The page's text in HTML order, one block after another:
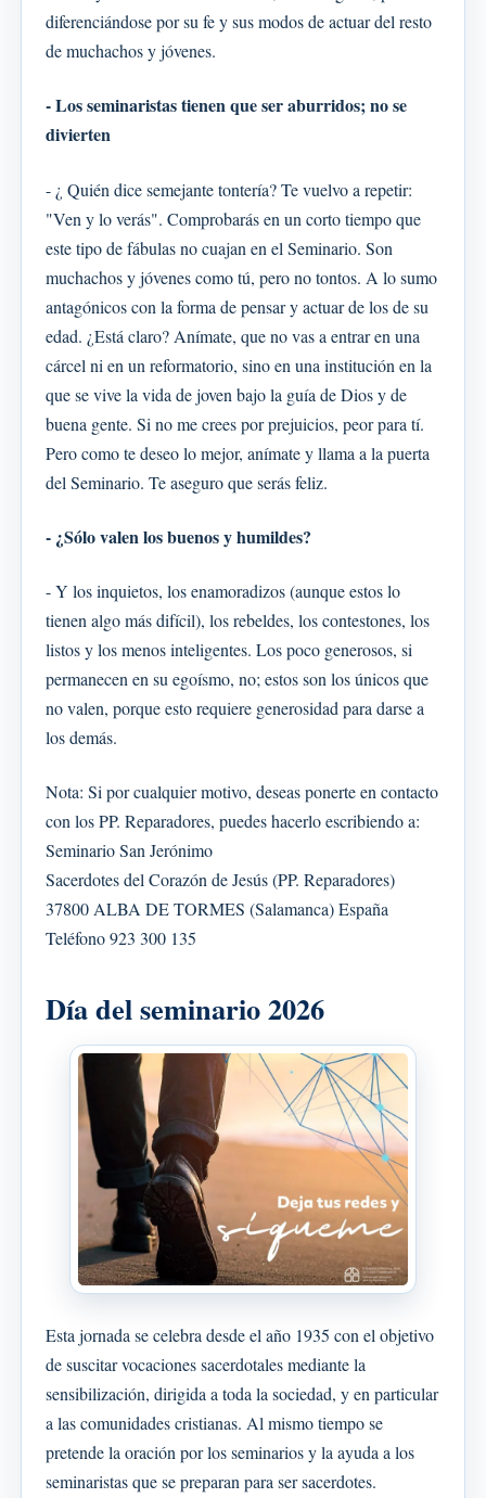
diferenciándose por su fe y sus modos de actuar del resto
de muchachos y jóvenes.
- Los seminaristas tienen que ser aburridos; no se
divierten
- ¿ Quién dice semejante tontería? Te vuelvo a repetir:
"Ven y lo verás". Comprobarás en un corto tiempo que
este tipo de fábulas no cuajan en el Seminario. Son
muchachos y jóvenes como tú, pero no tontos. A lo sumo
antagónicos con la forma de pensar y actuar de los de su
edad. ¿Está claro? Anímate, que no vas a entrar en una
cárcel ni en un reformatorio, sino en una institución en la
que se vive la vida de joven bajo la guía de Dios y de
buena gente. Si no me crees por prejuicios, peor para tí.
Pero como te deseo lo mejor, anímate y llama a la puerta
del Seminario. Te aseguro que serás feliz.
- ¿Sólo valen los buenos y humildes?
- Y los inquietos, los enamoradizos (aunque estos lo
tienen algo más difícil), los rebeldes, los contestones, los
listos y los menos inteligentes. Los poco generosos, si
permanecen en su egoísmo, no; estos son los únicos que
no valen, porque esto requiere generosidad para darse a
los demás.
Nota: Si por cualquier motivo, deseas ponerte en contacto
con los PP. Reparadores, puedes hacerlo escribiendo a:
Seminario San Jerónimo
Sacerdotes del Corazón de Jesús (PP. Reparadores)
37800 ALBA DE TORMES (Salamanca) España
Teléfono 923 300 135
Día del seminario 2026
Esta jornada se celebra desde el año 1935 con el objetivo
de suscitar vocaciones sacerdotales mediante la
sensibilización, dirigida a toda la sociedad, y en particular
a las comunidades cristianas. Al mismo tiempo se
pretende la oración por los seminarios y la ayuda a los
seminaristas que se preparan para ser sacerdotes.